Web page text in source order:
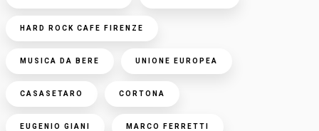
HARD ROCK CAFE FIRENZE
MUSICA DA BERE UNIONE EUROPEA
CASASETARO CORTONA
EUGENIO GIANI MARCO FERRETTI